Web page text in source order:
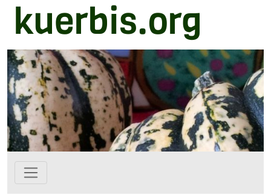
Zum Hauptinhalt springen
kuerbis.org